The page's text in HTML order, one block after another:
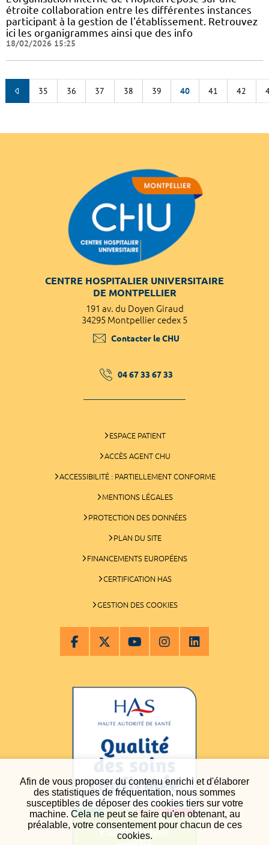
Afin de vous proposer du contenu enrichi et d'élaborer
des statistiques de fréquentation, nous sommes
susceptibles de déposer des cookies tiers sur votre
machine. Cela ne peut se faire qu'en obtenant, au
préalable, votre consentement pour chacun de ces
cookies.
étroite collaboration entre les différentes instances
participant à la gestion de l'établissement. Retrouvez
ici les organigrammes ainsi que des info
18/02/2026 15:25
35 36 37 38 39 40 41 42
CENTRE HOSPITALIER UNIVERSITAIRE
DE MONTPELLIER
191 av. du Doyen Giraud
34295 Montpellier cedex 5
Contacter le CHU
04 67 33 67 33
ESPACE PATIENT
ACCÈS AGENT CHU
ACCESSIBILITÉ : PARTIELLEMENT CONFORME
MENTIONS LÉGALES
PROTECTION DES DONNÉES
PLAN DU SITE
FINANCEMENTS EUROPÉENS
CERTIFICATION HAS
GESTION DES COOKIES